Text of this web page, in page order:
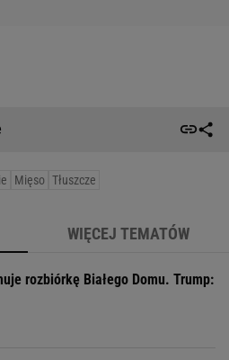
Mięso Tłuszcze
WIĘCEJ TEMATÓW
rozbiórkę Białego Domu. Trump: